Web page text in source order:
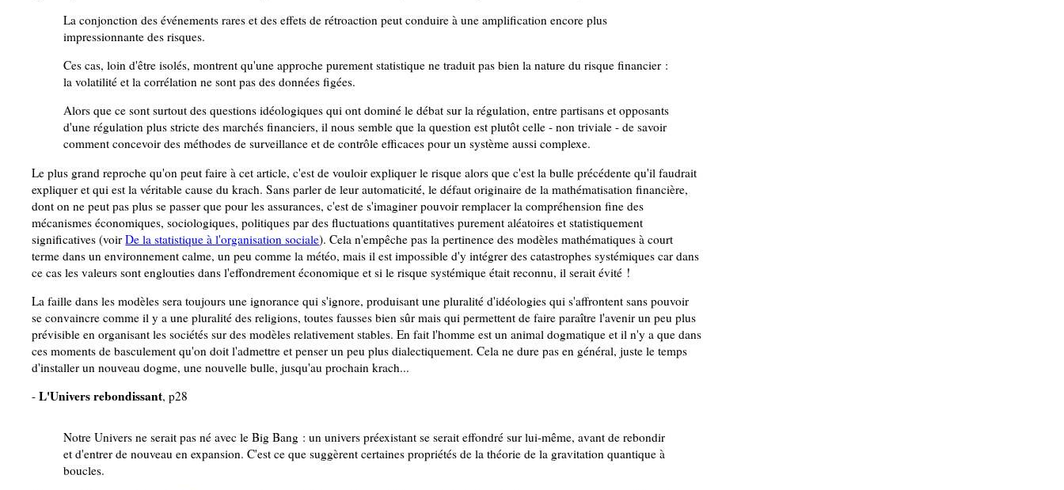
La conjonction des événements rares et des effets de rétroaction peut conduire à une amplification encore plus
impressionnante des risques.
Ces cas, loin d'être isolés, montrent qu'une approche purement statistique ne traduit pas bien la nature du risque financier :
la volatilité et la corrélation ne sont pas des données figées.
Alors que ce sont surtout des questions idéologiques qui ont dominé le débat sur la régulation, entre partisans et opposants
d'une régulation plus stricte des marchés financiers, il nous semble que la question est plutôt celle - non triviale - de savoir
comment concevoir des méthodes de surveillance et de contrôle efficaces pour un système aussi complexe.
Le plus grand reproche qu'on peut faire à cet article, c'est de vouloir expliquer le risque alors que c'est la bulle précédente qu'il faudrait
expliquer et qui est la véritable cause du krach. Sans parler de leur automaticité, le défaut originaire de la mathématisation financière,
dont on ne peut pas plus se passer que pour les assurances, c'est de s'imaginer pouvoir remplacer la compréhension fine des
mécanismes économiques, sociologiques, politiques par des fluctuations quantitatives purement aléatoires et statistiquement
significatives (voirDe la statistique à l'organisation sociale). Cela n'empêche pas la pertinence des modèles mathématiques à court
terme dans un environnement calme, un peu comme la météo, mais il est impossible d'y intégrer des catastrophes systémiques car dans
ce cas les valeurs sont englouties dans l'effondrement économique et si le risque systémique était reconnu, il serait évité !
La faille dans les modèles sera toujours une ignorance qui s'ignore, produisant une pluralité d'idéologies qui s'affrontent sans pouvoir
se convaincre comme il y a une pluralité des religions, toutes fausses bien sûr mais qui permettent de faire paraître l'avenir un peu plus
prévisible en organisant les sociétés sur des modèles relativement stables. En fait l'homme est un animal dogmatique et il n'y a que dans
ces moments de basculement qu'on doit l'admettre et penser un peu plus dialectiquement. Cela ne dure pas en général, juste le temps
d'installer un nouveau dogme, une nouvelle bulle, jusqu'au prochain krach...
-L'Univers rebondissant, p28
Notre Univers ne serait pas né avec le Big Bang : un univers préexistant se serait effondré sur lui-même, avant de rebondir
et d'entrer de nouveau en expansion. C'est ce que suggèrent certaines propriétés de la théorie de la gravitation quantique à
boucles.